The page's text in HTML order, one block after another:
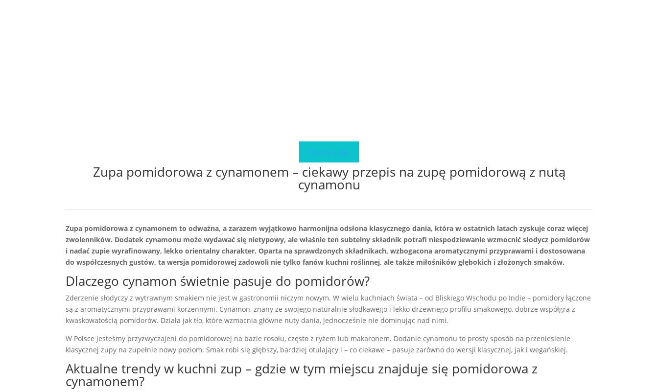
Pyszne zupy
Zupa pomidorowa z cynamonem – ciekawy przepis na zupę pomidorową z nutą
cynamonu
Zupa pomidorowa z cynamonem to odważna, a zarazem wyjątkowo harmonijna odsłona klasycznego dania, która w ostatnich latach zyskuje coraz więcej
zwolenników. Dodatek cynamonu może wydawać się nietypowy, ale właśnie ten subtelny składnik potrafi niespodziewanie wzmocnić słodycz pomidorów
i nadać zupie wyrafinowany, lekko orientalny charakter. Oparta na sprawdzonych składnikach, wzbogacona aromatycznymi przyprawami i dostosowana
do współczesnych gustów, ta wersja pomidorowej zadowoli nie tylko fanów kuchni roślinnej, ale także miłośników głębokich i złożonych smaków.
Dlaczego cynamon świetnie pasuje do pomidorów?
Zderzenie słodyczy z wytrawnym smakiem nie jest w gastronomii niczym nowym. W wielu kuchniach świata – od Bliskiego Wschodu po Indie – pomidory łączone
są z aromatycznymi przyprawami korzennymi. Cynamon, znany ze swojego naturalnie słodkawego i lekko drzewnego profilu smakowego, dobrze współgra z
kwaskowatością pomidorów. Działa jak tło, które wzmacnia główne nuty dania, jednocześnie nie dominując nad nimi.
W Polsce jesteśmy przyzwyczajeni do pomidorowej na bazie rosołu, często z ryżem lub makaronem. Dodanie cynamonu to prosty sposób na przeniesienie
klasycznej zupy na zupełnie nowy poziom. Smak robi się głębszy, bardziej otulający i – co ciekawe – pasuje zarówno do wersji klasycznej, jak i wegańskiej.
Aktualne trendy w kuchni zup – gdzie w tym miejscu znajduje się pomidorowa z
cynamonem?